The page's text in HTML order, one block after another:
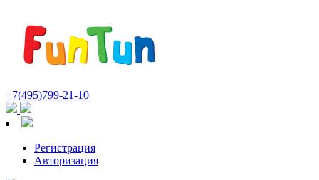
+7(495)799-21-10
Регистрация
Авторизация